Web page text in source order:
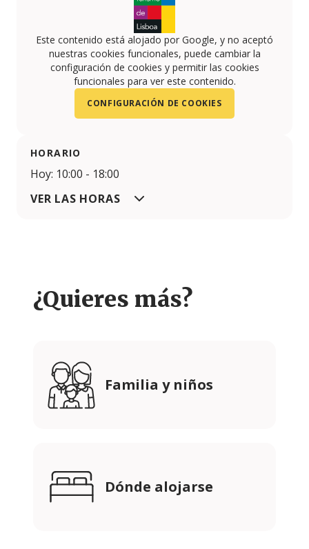
Este contenido está alojado por Google, y no aceptó
nuestras cookies funcionales, puede cambiar la
configuración de cookies y permitir las cookies
funcionales para ver este contenido.
CONFIGURACIÓN DE COOKIES
HORARIO
Hoy: 10:00 - 18:00
VER LAS HORAS
¿Quieres más?
Familia y niños
Dónde alojarse